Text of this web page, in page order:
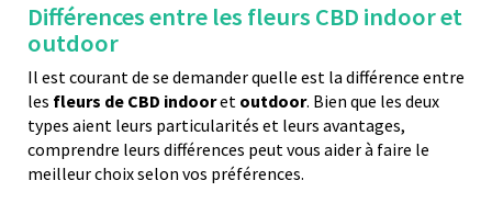
Différences entre les fleurs CBD indoor et
outdoor
Il est courant de se demander quelle est la différence entre
les fleurs de CBD indooret outdoor. Bien que les deux
types aient leurs particularités et leurs avantages,
comprendre leurs différences peut vous aider à faire le
meilleur choix selon vos préférences.